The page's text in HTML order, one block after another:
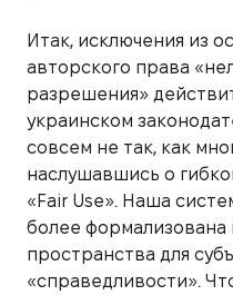
Итак, исключения из
авторского права
разрешения»
украинском
совсем не так, как
наслушавшись о
«Fair Use». Наша
более формализована
пространства для
«справедливости».